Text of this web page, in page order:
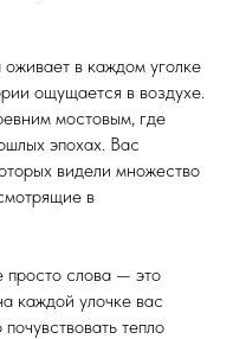
в каждом уголке
ощущается в воздухе.
мостовым, где
эпохах. Вас
видели множество
в
просто слова — это
каждой улочке вас
тепло